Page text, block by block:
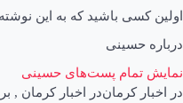
اولین کسی باشید که به این نوشته
درباره حسینی
نمایش تمام پست‌های حسینی
در اخبار کرماندر اخبار کرمان ,